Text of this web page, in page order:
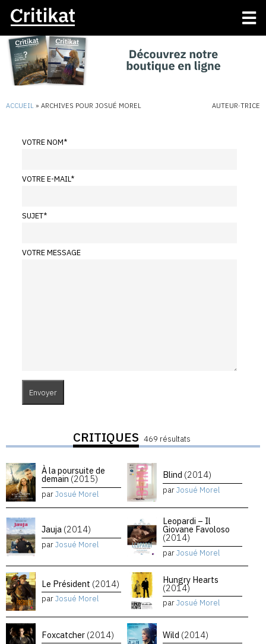
ACCUEIL » ARCHIVES POUR JOSUÉ MOREL AUTEUR·TRICE
VOTRE NOM*
VOTRE E-MAIL*
SUJET*
VOTRE MESSAGE
CRITIQUES 469 résultats
À la poursuite de
demain (2015)
parJosué Morel
Blind (2014)
parJosué Morel
Jauja (2014)
parJosué Morel
Leopardi – Il
Giovane Favoloso
(2014)
parJosué Morel
Le Président (2014)
parJosué Morel
Hungry Hearts
(2014)
parJosué Morel
Foxcatcher (2014) Wild (2014)